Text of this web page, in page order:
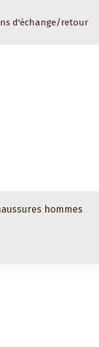
d'échange/retour
hommes